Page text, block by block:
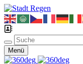
Menü